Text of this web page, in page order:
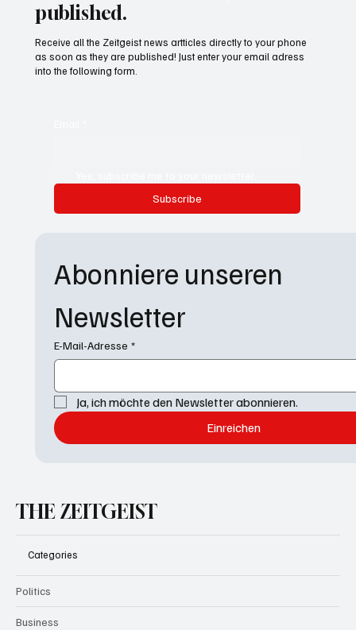
published.
Subscribe
Receive all the Zeitgeist news artticles directly to your phone
as soon as they are published! Just enter your email adress
into the following form.
Abonniere unseren
Newsletter
E-Mail-Adresse *
Ja, ich möchte den Newsletter abonnieren.
Einreichen
THE ZEITGEIST
Categories
Politics
Business